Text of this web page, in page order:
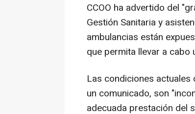
CCOO ha advertido del
Gestión Sanitaria y
ambulancias están
que permita llevar a
Las condiciones
un comunicado, son
adecuada prestación del